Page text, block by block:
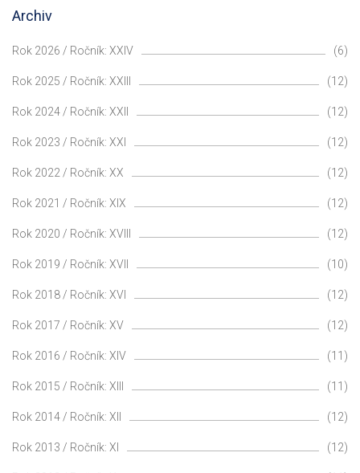
Archiv
Rok 2026 / Ročník: XXIV (6)
Rok 2025 / Ročník: XXIII (12)
Rok 2024 / Ročník: XXII (12)
Rok 2023 / Ročník: XXI (12)
Rok 2022 / Ročník: XX (12)
Rok 2021 / Ročník: XIX (12)
Rok 2020 / Ročník: XVIII (12)
Rok 2019 / Ročník: XVII (10)
Rok 2018 / Ročník: XVI (12)
Rok 2017 / Ročník: XV (12)
Rok 2016 / Ročník: XIV (11)
Rok 2015 / Ročník: XIII (11)
Rok 2014 / Ročník: XII (12)
Rok 2013 / Ročník: XI (12)